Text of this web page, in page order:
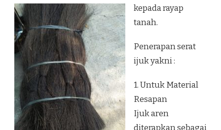
kepada rayap
tanah.
Penerapan serat
ijuk yakni :
1. Untuk Material
Resapan
Ijuk aren
diterapkan sebagai